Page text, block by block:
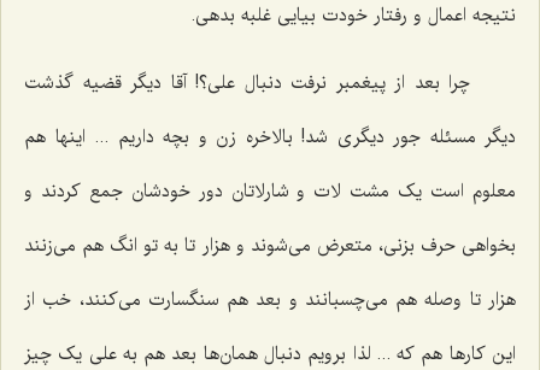
نتیجه اعمال و رفتار خودت بیایی غلبه بدهی.
چرا بعد از پیغمبر نرفت دنبال علی؟! آقا دیگر قضیه گذشت
دیگر مسئله جور دیگری شد! بالاخره زن و بچه داریم ... اینها هم
معلوم است یک مشت لات و شارلاتان دور خودشان جمع کردند و
بخواهی حرف بزنی، متعرض می‌شوند و هزار تا به تو انگ هم می‌زنند
هزار تا وصله هم می‌چسبانند و بعد هم سنگسارت می‌کنند، خب از
این کارها هم که ... لذا برویم دنبال همان‌ها بعد هم به علی یک چیز